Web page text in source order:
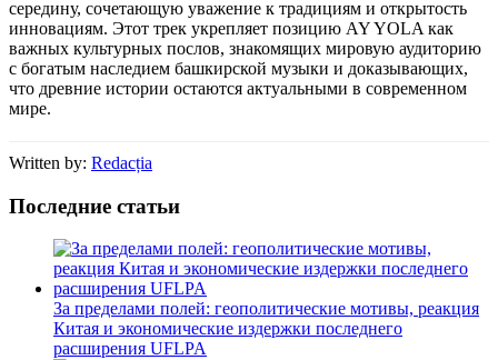
середину, сочетающую уважение к традициям и открытость
инновациям. Этот трек укрепляет позицию AY YOLA как
важных культурных послов, знакомящих мировую аудиторию
с богатым наследием башкирской музыки и доказывающих,
что древние истории остаются актуальными в современном
мире.
Written by: Redacția
Последние статьи
За пределами полей: геополитические мотивы, реакция
Китая и экономические издержки последнего
расширения UFLPA